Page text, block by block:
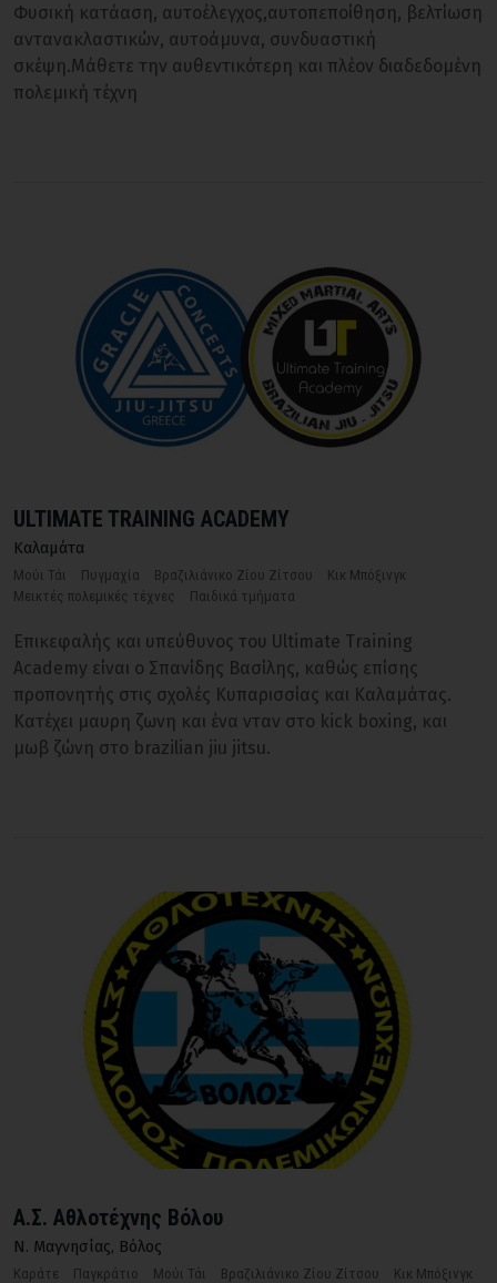
Φυσική κατάαση, αυτοέλεγχος,αυτοπεποίθηση, βελτίωση
αντανακλαστικών, αυτοάμυνα, συνδυαστική
σκέψη.Μάθετε την αυθεντικότερη και πλέον διαδεδομένη
πολεμική τέχνη
ULTIMATE TRAINING ACADEMY
Καλαμάτα
Μούι Τάι Πυγμαχία Βραζιλιάνικο Ζίου Ζίτσου
Κικ Μπόξινγκ
Μεικτές πολεμικές τέχνες
Παιδικά τμήματα
Επικεφαλής και υπεύθυνος του Ultimate Training
Academy είναι ο Σπανίδης Βασίλης, καθώς επίσης
προπονητής στις σχολές Κυπαρισσίας και Καλαμάτας.
Κατέχει μαυρη ζωνη και ένα νταν στο kick boxing, και
μωβ ζώνη στο brazilian jiu jitsu.
Α.Σ. Αθλοτέχνης Βόλου
Ν. Μαγνησίας, Βόλος
Καράτε Παγκράτιο Μούι Τάι Βραζιλιάνικο Ζίου Ζίτσου Κικ Μπόξινγκ